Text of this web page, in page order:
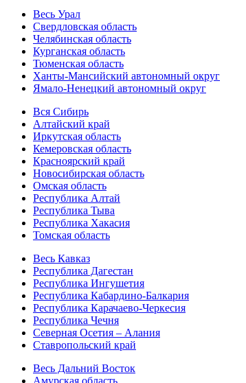
Весь Урал
Свердловская область
Челябинская область
Курганская область
Тюменская область
Ханты-Мансийский автономный округ
Ямало-Ненецкий автономный округ
Вся Сибирь
Алтайский край
Иркутская область
Кемеровская область
Красноярский край
Новосибирская область
Омская область
Республика Алтай
Республика Тыва
Республика Хакасия
Томская область
Весь Кавказ
Республика Дагестан
Республика Ингушетия
Республика Кабардино-Балкария
Республика Карачаево-Черкесия
Республика Чечня
Северная Осетия – Алания
Ставропольский край
Весь Дальний Восток
Амурская область